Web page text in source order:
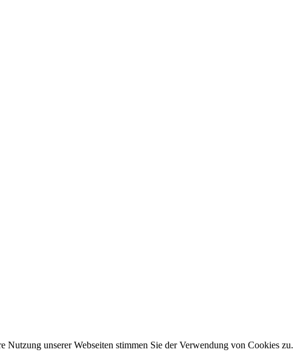
unserer Webseiten stimmen Sie der Verwendung von Cookies zu.